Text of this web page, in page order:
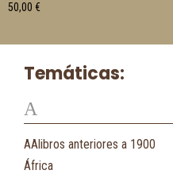
Temáticas:
A
AAlibros anteriores a 1900
África
50,00 €